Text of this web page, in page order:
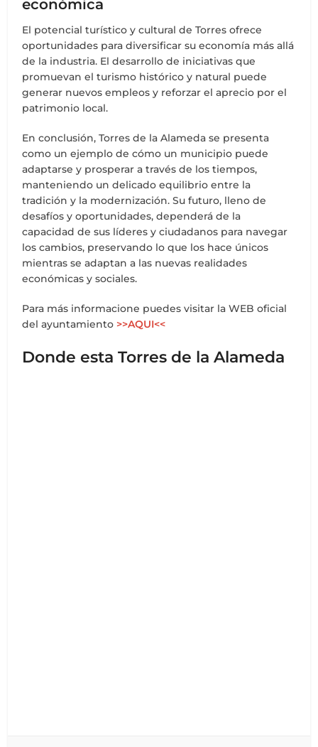
económica
El potencial turístico y cultural de Torres ofrece
oportunidades para diversificar su economía más allá
de la industria. El desarrollo de iniciativas que
promuevan el turismo histórico y natural puede
generar nuevos empleos y reforzar el aprecio por el
patrimonio local.
En conclusión, Torres de la Alameda se presenta
como un ejemplo de cómo un municipio puede
adaptarse y prosperar a través de los tiempos,
manteniendo un delicado equilibrio entre la
tradición y la modernización. Su futuro, lleno de
desafíos y oportunidades, dependerá de la
capacidad de sus líderes y ciudadanos para navegar
los cambios, preservando lo que los hace únicos
mientras se adaptan a las nuevas realidades
económicas y sociales.
Para más informacione puedes visitar la WEB oficial
del ayuntamiento >>AQUI<<
Donde esta Torres de la Alameda